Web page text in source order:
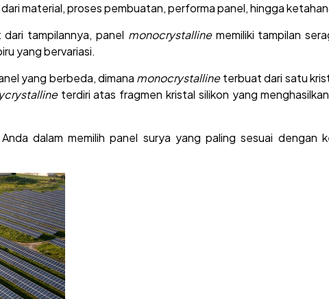
material, proses pembuatan, performa panel, hingga
tampilannya, panel monocrystallinememiliki tampilan
yang bervariasi.
yang berbeda, dimana monocrystallineterbuat dari satu
terdiri atas fragmen kristal silikon yang
dalam memilih panel surya yang paling sesuai dengan